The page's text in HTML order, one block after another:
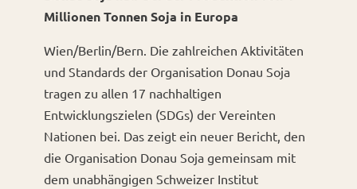
Millionen Tonnen Soja in Europa
Wien/Berlin/Bern. Die zahlreichen Aktivitäten
und Standards der Organisation Donau Soja
tragen zu allen 17 nachhaltigen
Entwicklungszielen (SDGs) der Vereinten
Nationen bei. Das zeigt ein neuer Bericht, den
die Organisation Donau Soja gemeinsam mit
dem unabhängigen Schweizer Institut